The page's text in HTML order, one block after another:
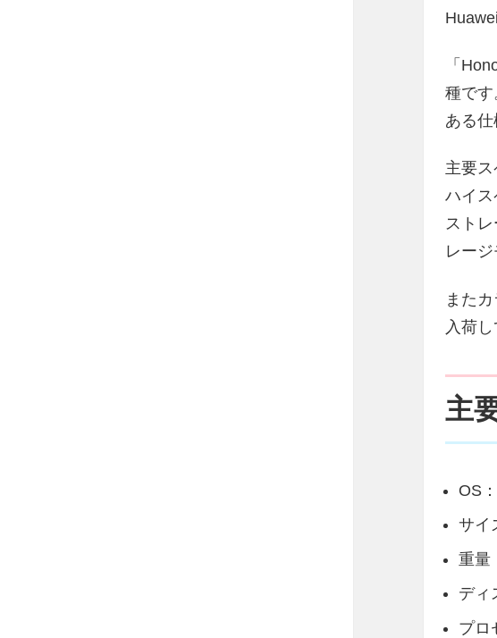
「
種で
ある
主要
ハイ
スト
レージ
また
入荷
主
OS
サイ
重量
ディ
プロ